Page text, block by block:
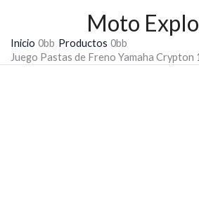
contenido
Moto
Inicio
Productos
Juego Pastas de Freno Yamaha Crypton